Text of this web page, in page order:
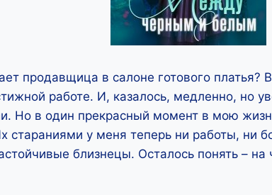
продавщица в салоне готового платья?
работе. И, казалось, медленно, но
Но в один прекрасный момент в мою
стараниями у меня теперь ни работы, ни
близнецы. Осталось понять – на